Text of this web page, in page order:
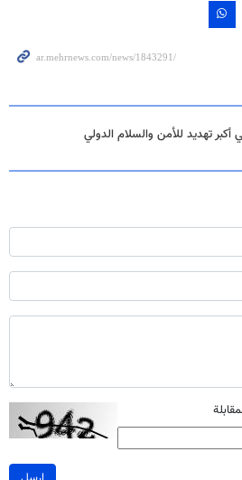
أكبر تهديد للأمن والسلام الدولي